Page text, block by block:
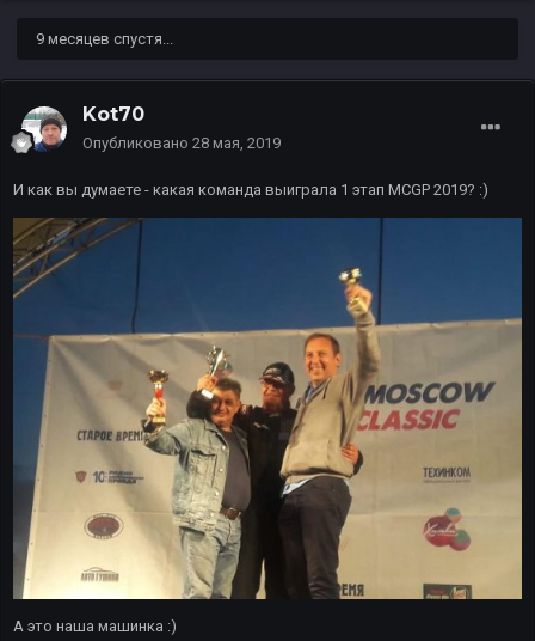
9 месяцев спустя...
Kot70
Опубликовано 28 мая, 2019
И как вы думаете - какая команда выиграла 1 этап MCGP 2019? :)
А это наша машинка :)